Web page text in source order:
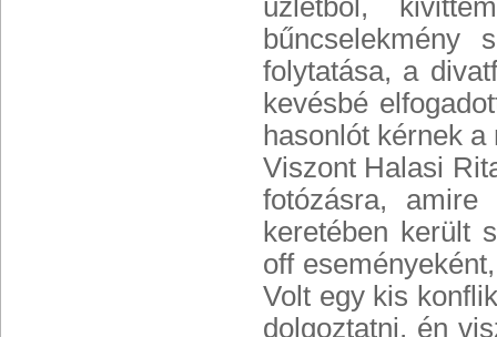
üzletből,
folytatása, a
kevésbé
hasonlót kérnek
Viszont Halasi
fotózásra,
keretében került
off
Volt egy kis
dolgoztatni, én